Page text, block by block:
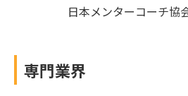
日本メンターコーチ協
専門業界